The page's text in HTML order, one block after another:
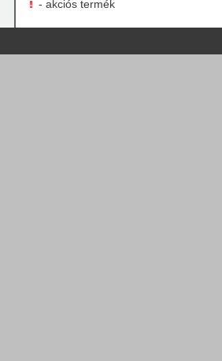
- akciós termék